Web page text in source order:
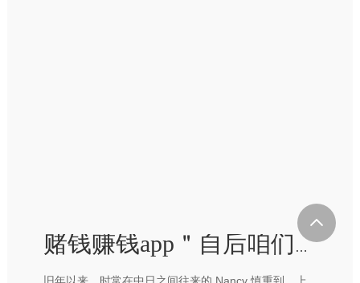
赌钱赚钱app＂自后咱们的预算抵制向日本歪斜-赢钱的游戏软件·(中国)官方网站